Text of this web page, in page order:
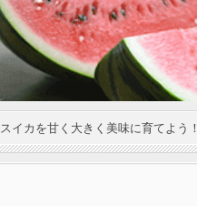
スイカを甘く大きく美味に育てよう！